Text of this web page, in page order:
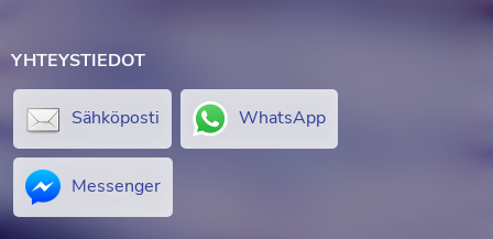
YHTEYSTIEDOT
Sähköposti WhatsApp
Messenger